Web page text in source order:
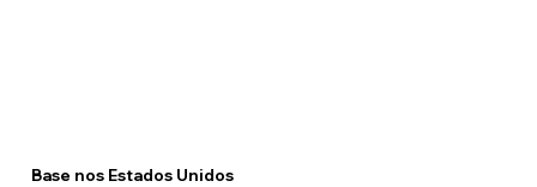
Base nos Estados Unidos